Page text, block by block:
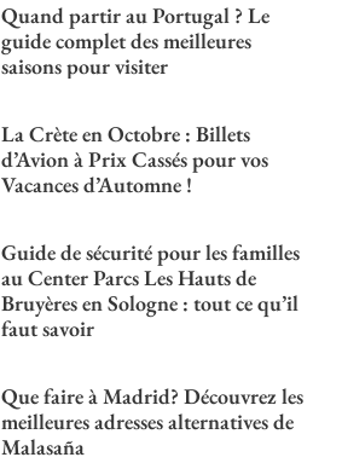
Quand partir au Portugal ? Le
guide complet des meilleures
saisons pour visiter
La Crète en Octobre : Billets
d’Avion à Prix Cassés pour vos
Vacances d’Automne !
Guide de sécurité pour les familles
au Center Parcs Les Hauts de
Bruyères en Sologne : tout ce qu’il
faut savoir
Que faire à Madrid? Découvrez les
meilleures adresses alternatives de
Malasaña